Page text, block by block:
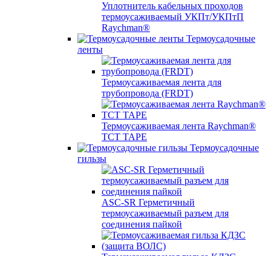
Уплотнитель кабельных проходов
термоусаживаемый УКПт/УКПтП
Raychman®
Термоусадочные
ленты
Термоусаживаемая лента для
трубопровода (FRDT)
Термоусаживаемая лента Raychman®
TCT TAPE
Термоусадочные
гильзы
ASC‐SR Герметичный
термоусаживаемый разъем для
соединения пайкой